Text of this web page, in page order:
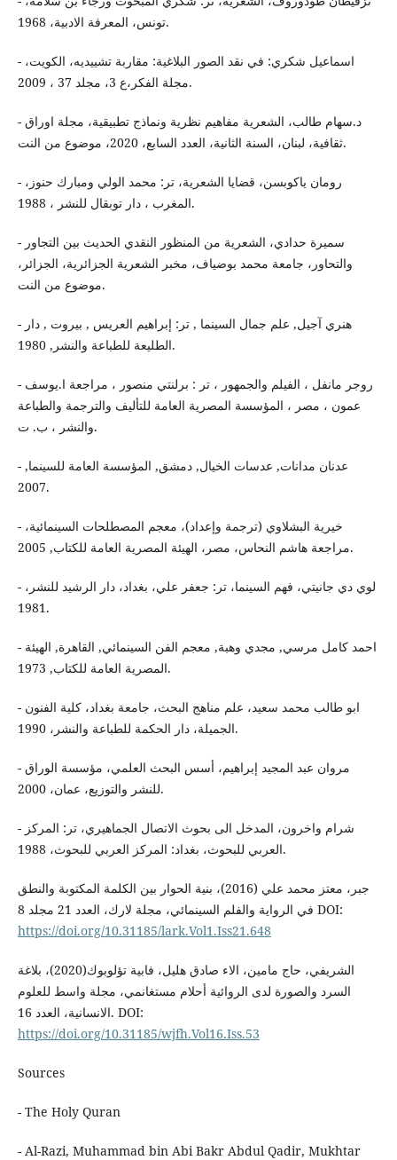
تونس، المعرفة الادبية، 1968.
- اسماعيل شكري: في نقد الصور البلاغية: مقاربة تشييديه، الكويت،
مجلة الفكر،ع 3، مجلد 37 ، 2009.
- د.سهام طالب، الشعرية مفاهيم نظرية ونماذج تطبيقية، مجلة اوراق
ثقافية، لبنان، السنة الثانية، العدد السابع، 2020، موضوع من النت.
- رومان ياكوبسن، قضايا الشعرية، تر: محمد الولي ومبارك حنوز،
المغرب ، دار توبقال للنشر ، 1988.
- سميرة حدادي، الشعرية من المنظور النقدي الحديث بين التجاور
والتحاور، جامعة محمد بوضياف، مخبر الشعرية الجزائرية، الجزائر،
موضوع من النت.
- هنري آجيل, علم جمال السينما , تر: إبراهيم العريس , بيروت , دار
الطليعة للطباعة والنشر, 1980.
- روجر مانفل ، الفيلم والجمهور ، تر : برلنتي منصور ، مراجعة ا.يوسف
عمون ، مصر ، المؤسسة المصرية العامة للتأليف والترجمة والطباعة
والنشر ، ب. ت.
- عدنان مدانات, عدسات الخيال, دمشق, المؤسسة العامة للسينما,
2007.
- خيرية البشلاوي (ترجمة وإعداد)، معجم المصطلحات السينمائية،
مراجعة هاشم النحاس، مصر، الهيئة المصرية العامة للكتاب, 2005.
- لوي دي جانيتي، فهم السينما، تر: جعفر علي، بغداد، دار الرشيد للنشر،
1981.
- احمد كامل مرسي, مجدي وهبة, معجم الفن السينمائي, القاهرة, الهيئة
المصرية العامة للكتاب, 1973.
- ابو طالب محمد سعيد، علم مناهج البحث، جامعة بغداد، كلية الفنون
الجميلة، دار الحكمة للطباعة والنشر، 1990.
- مروان عبد المجيد إبراهيم، أسس البحث العلمي، مؤسسة الوراق
للنشر والتوزيع، عمان، 2000.
- شرام واخرون، المدخل الى بحوث الاتصال الجماهيري، تر: المركز
العربي للبحوث، بغداد: المركز العربي للبحوث، 1988.
جبر، معتز محمد علي (2016)، بنية الحوار بين الكلمة المكتوبة والنطق
في الرواية والفلم السينمائي، مجلة لارك، العدد 21 مجلد 8 DOI:
https://doi.org/10.31185/lark.Vol1.Iss21.648
الشريفي، حاج مامين، الاء صادق هليل، فابية تؤلوبوك(2020)، بلاغة
السرد والصورة لدى الروائية أحلام مستغانمي، مجلة واسط للعلوم
الانسانية، العدد 16. DOI:
https://doi.org/10.31185/wjfh.Vol16.Iss.53
Sources
- The Holy Quran
- Al-Razi, Muhammad bin Abi Bakr Abdul Qadir, Mukhtar